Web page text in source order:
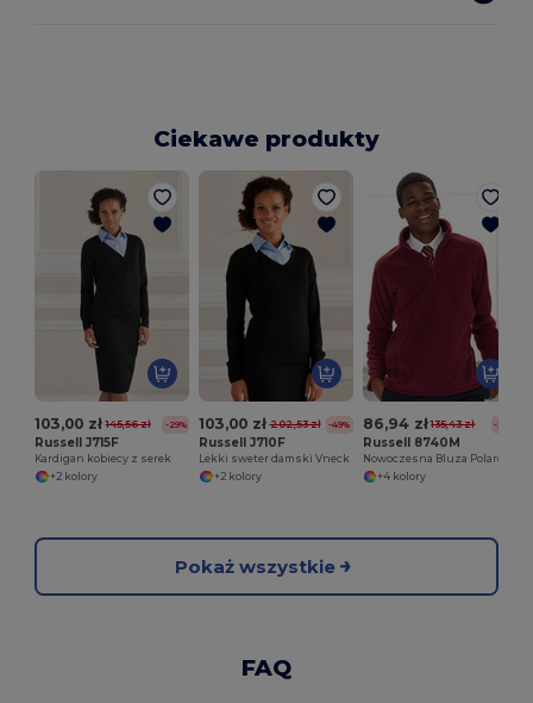
Ciekawe produkty
103,00 zł 145,56 zł -29%
Russell J715F
Kardigan kobiecy z serek
+2 kolory
103,00 zł 202,53 zł -49%
Russell J710F
Lekki sweter damski Vneck
+2 kolory
86,94 zł 135,43 zł -36%
Russell 8740M
+4 kolory
Pokaż wszystkie
FAQ